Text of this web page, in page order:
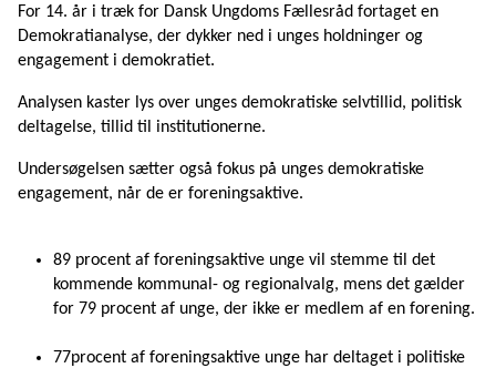
For 14. år i træk for Dansk Ungdoms Fællesråd fortaget en
Demokratianalyse, der dykker ned i unges holdninger og
engagement i demokratiet.
Analysen kaster lys over unges demokratiske selvtillid, politisk
deltagelse, tillid til institutionerne.
Undersøgelsen sætter også fokus på unges demokratiske
engagement, når de er foreningsaktive.
89 procent af foreningsaktive unge vil stemme til det
kommende kommunal- og regionalvalg, mens det gælder
for 79 procent af unge, der ikke er medlem af en forening.
77procent af foreningsaktive unge har deltaget i politiske